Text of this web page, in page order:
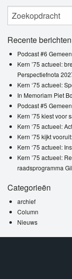
Recente berichten
Podcast #6
Kern ’75 actueel:
Perspectiefnota
Kern ‘75 actueel:
In Memoriam Piet
Podcast #5
Kern ’75 kiest voor
Kern ‘75 actueel:
Kern ’75 kijkt
Kern ‘75 actueel:
Kern ’75 actueel:
raadsprogramma
Categorieën
archief
Column
Nieuws